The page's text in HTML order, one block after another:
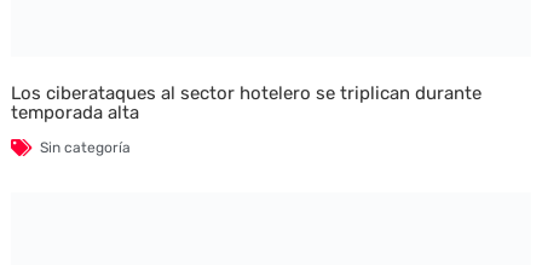
Los ciberataques al sector hotelero se triplican durante
temporada alta
Sin categoría